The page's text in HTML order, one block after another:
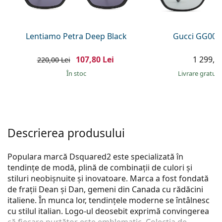
Persol
Lentiamo Petra Deep Black
220,00 Lei 107,80 Lei
În stoc
Gucci
1
Livrare
Descrierea produsului
Populara marcă Dsquared2 este specializată în
tendințe de modă, plină de combinații de culori și
stiluri neobișnuite și inovatoare. Marca a fost fondată
de frații Dean și Dan, gemeni din Canada cu rădăcini
italiene. În munca lor, tendințele moderne se întâlnesc
cu stilul italian. Logo-ul deosebit exprimă convingerea